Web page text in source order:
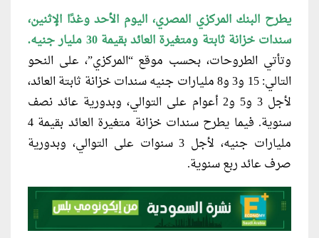
يطرح البنك المركزي المصري، اليوم الأحد وغدًا الإثنين،
سندات خزانة ثابتة ومتغيرة العائد بقيمة 30 مليار جنيه.
وتأتي الطروحات، بحسب موقع “المركزي”، على النحو
التالي: 15 و3 و8 مليارات جنيه سندات خزانة ثابتة العائد،
لأجل 3 و5 و2 أعوام على التوالي، وبدورية عائد نصف
سنوية.
فيما يطرح سندات خزانة متغيرة العائد بقيمة 4
مليارات جنيه، لأجل 3 سنوات على التوالي، وبدورية
صرف عائد ربع سنوية.